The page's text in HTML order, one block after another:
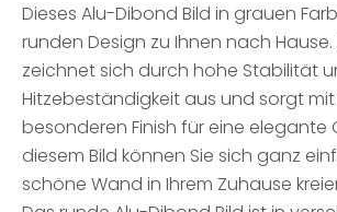
Dieses Alu-Dibond Bild in grauen
runden Design zu Ihnen nach
zeichnet sich durch hohe Stabilität
Hitzebeständigkeit aus und sorgt
besonderen Finish für eine elegante
diesem Bild können Sie sich ganz
schöne Wand in Ihrem Zuhause